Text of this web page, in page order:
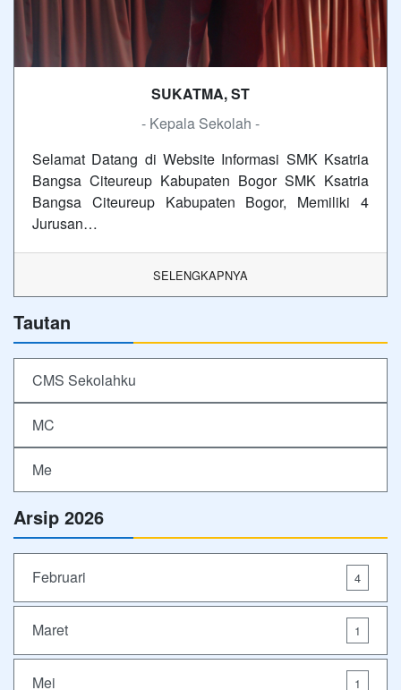
SUKATMA, ST
- Kepala Sekolah -
Selamat Datang di Website Informasi SMK Ksatria
Bangsa Citeureup Kabupaten Bogor SMK Ksatria
Bangsa Citeureup Kabupaten Bogor, Memiliki 4
Jurusan…
SELENGKAPNYA
Tautan
CMS Sekolahku
MC
Me
Arsip 2026
Februari 4
Maret 1
Mei 1